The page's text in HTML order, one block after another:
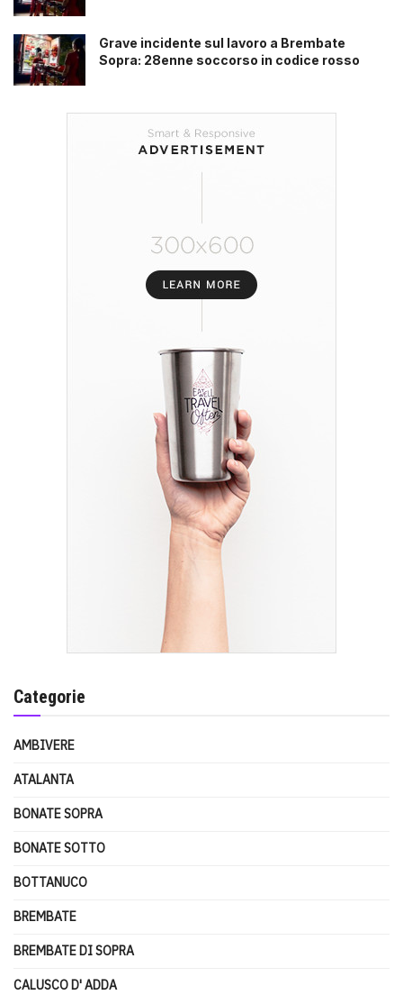
Grave incidente sul lavoro a Brembate
Sopra: 28enne soccorso in codice rosso
Categorie
AMBIVERE
ATALANTA
BONATE SOPRA
BONATE SOTTO
BOTTANUCO
BREMBATE
BREMBATE DI SOPRA
CALUSCO D' ADDA